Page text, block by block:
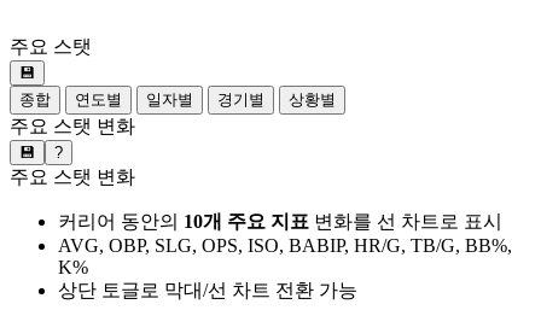
주요 스탯
💾
종합
연도별 일자별 경기별 상황별
주요 스탯 변화
💾 ?
주요 스탯 변화
커리어 동안의 10개 주요 지표 변화를 선 차트로 표시
AVG, OBP, SLG, OPS, ISO, BABIP, HR/G, TB/G, BB%,
K%
상단 토글로 막대/선 차트 전환 가능